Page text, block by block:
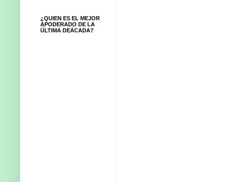
¿QUIEN ES EL MEJOR
APODERADO DE LA
ÚLTIMA DEÁCADA?